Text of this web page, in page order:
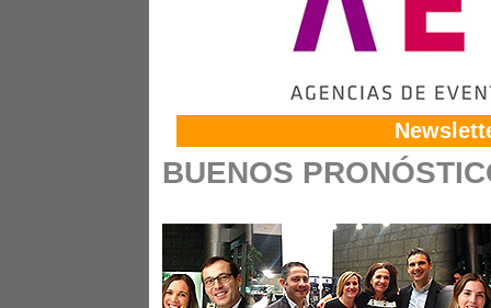
BUENOS